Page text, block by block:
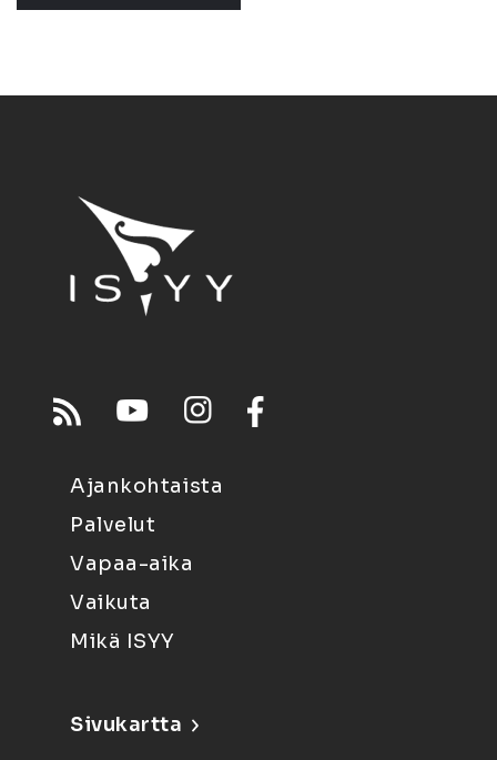
Ajankohtaista
Palvelut
Vapaa-aika
Vaikuta
Mikä ISYY
Sivukartta